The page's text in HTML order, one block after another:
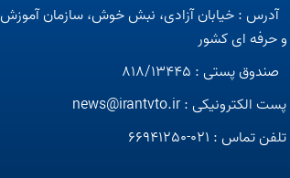
آدرس : خیابان آزادی، نبش خوش، سازمان آموزش
حرفه ای کشور
صندوق پستی : 818/13445
پست الکترونیکی :news@irantvto.ir
تلفن تماس : 021-66941250